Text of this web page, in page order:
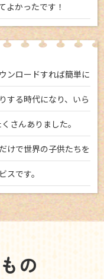
よかったです！
ンロードすれば簡単に
する時代になり、いら
さんありました。
けで世界の子供たちを
スです。
の